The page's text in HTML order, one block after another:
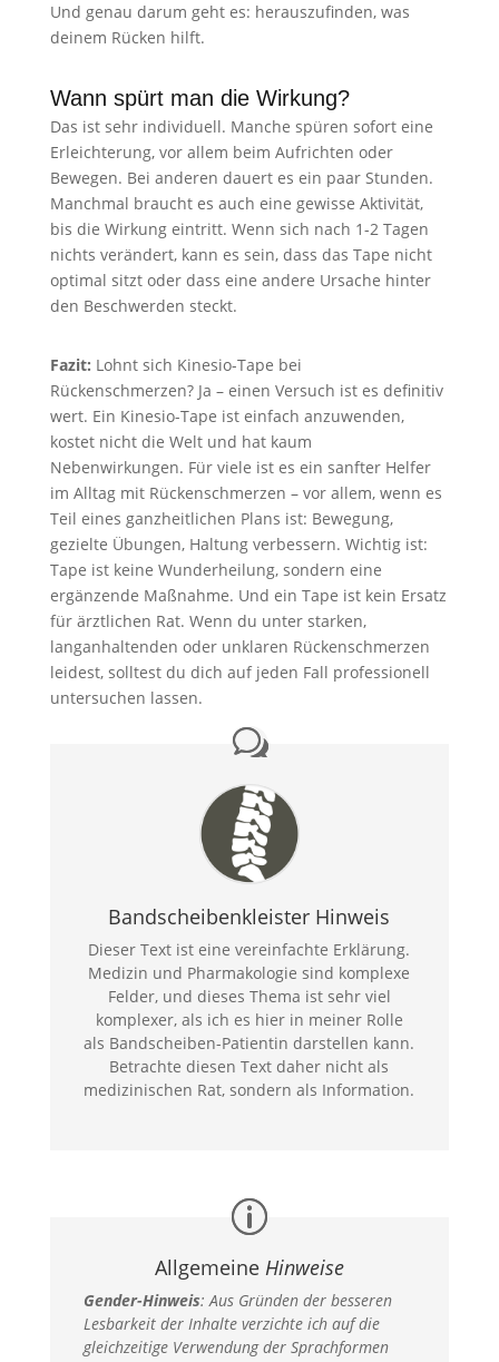
Und genau darum geht es: herauszufinden, was
deinem Rücken hilft.
Wann spürt man die Wirkung?
Das ist sehr individuell. Manche spüren sofort eine
Erleichterung, vor allem beim Aufrichten oder
Bewegen. Bei anderen dauert es ein paar Stunden.
Manchmal braucht es auch eine gewisse Aktivität,
bis die Wirkung eintritt. Wenn sich nach 1-2 Tagen
nichts verändert, kann es sein, dass das Tape nicht
optimal sitzt oder dass eine andere Ursache hinter
den Beschwerden steckt.
Fazit: Lohnt sich Kinesio-Tape bei
Rückenschmerzen? Ja – einen Versuch ist es definitiv
wert. Ein Kinesio-Tape ist einfach anzuwenden,
kostet nicht die Welt und hat kaum
Nebenwirkungen. Für viele ist es ein sanfter Helfer
im Alltag mit Rückenschmerzen – vor allem, wenn es
Teil eines ganzheitlichen Plans ist: Bewegung,
gezielte Übungen, Haltung verbessern. Wichtig ist:
Tape ist keine Wunderheilung, sondern eine
ergänzende Maßnahme. Und ein Tape ist kein Ersatz
für ärztlichen Rat. Wenn du unter starken,
langanhaltenden oder unklaren Rückenschmerzen
leidest, solltest du dich auf jeden Fall professionell
untersuchen lassen.
Bandscheibenkleister Hinweis
Dieser Text ist eine vereinfachte Erklärung.
Medizin und Pharmakologie sind komplexe
Felder, und dieses Thema ist sehr viel
komplexer, als ich es hier in meiner Rolle
als Bandscheiben-Patientin darstellen kann.
Betrachte diesen Text daher nicht als
medizinischen Rat, sondern als Information.
AllgemeineHinweise
Gender-Hinweis:Aus Gründen der besseren
Lesbarkeit der Inhalte verzichte ich auf die
gleichzeitige Verwendung der Sprachformen